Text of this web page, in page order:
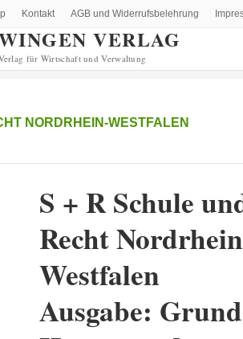
VERLAG
für Wirtschaft und Verwaltung
Kontakt AGB und Widerrufsbelehrung
NORDRHEIN-WESTFALEN
S + R Schule
Recht
Westfalen
Ausgabe: